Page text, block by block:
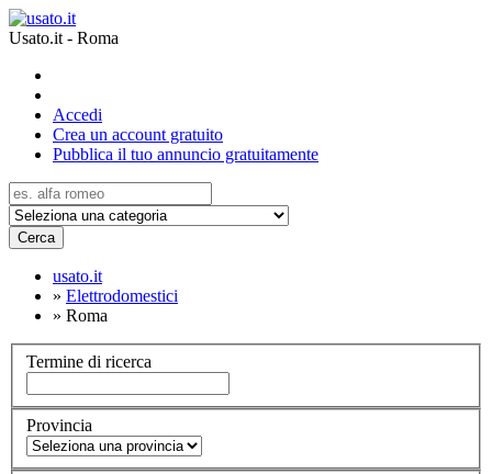
Usato.it - Roma
Accedi
Crea un account gratuito
Pubblica il tuo annuncio gratuitamente
Cerca
usato.it
» Elettrodomestici
» Roma
Termine di ricerca
Provincia